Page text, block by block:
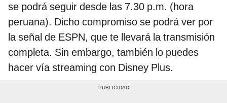
se podrá seguir desde las 7.30 p.m. (hora
peruana). Dicho compromiso se podrá ver por
la señal de ESPN, que te llevará la transmisión
completa. Sin embargo, también lo puedes
hacer vía streaming con Disney Plus.